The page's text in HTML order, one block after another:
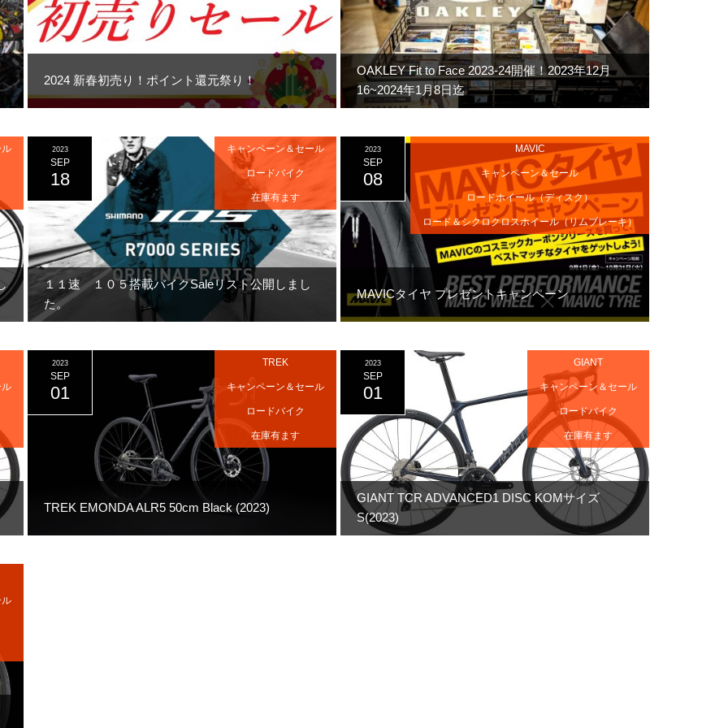
2024 新春初売り！ポイント還元祭り！
OAKLEY Fit to Face 2023-24開催！2023年12月
16~2024年1月8日迄
１１速 １０５搭載バイクSaleリスト公開しまし
た。
2023
SEP
18
キャンペーン＆セール
ロードバイク
在庫有ます
MAVICタイヤ プレゼントキャンペーン
2023
SEP
08
MAVIC
キャンペーン＆セール
ロードホイール（ディスク）
ロード＆シクロクロスホイール（リムブレーキ）
TREK EMONDA ALR5 50cm Black (2023)
2023
SEP
01
TREK
キャンペーン＆セール
ロードバイク
在庫有ます
GIANT TCR ADVANCED1 DISC KOMサイズ
S(2023)
2023
SEP
01
GIANT
キャンペーン＆セール
ロードバイク
在庫有ます